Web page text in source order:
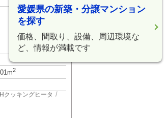
2
IHクッキングヒータ
愛媛県の新築・分譲マンション
を探す
価格、間取り、設備、周辺環境な
ど、情報が満載です